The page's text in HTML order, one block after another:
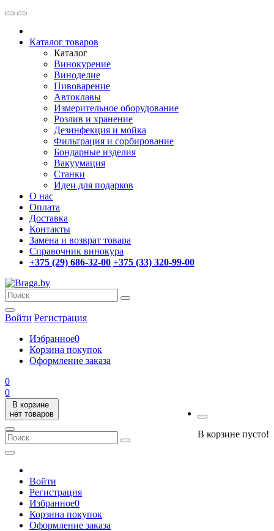
Каталог товаров
Каталог
Винокурение
Виноделие
Пивоварение
Автоклавы
Измерительное оборудование
Розлив и хранение
Дезинфекция и мойка
Фильтрация и сорбирование
Бондарные изделия
Вакуумация
Станки
Идеи для подарков
О нас
Оплата
Доставка
Контакты
Замена и возврат товара
Справочник винокура
+375 (29) 686-32-00 +375 (33) 320-99-00
Войти Регистрация
Избранное0
Корзина покупок
Оформление заказа
0
0
В корзине
нет товаров
В корзине пусто!
Войти
Регистрация
Избранное0
Корзина покупок
Оформление заказа